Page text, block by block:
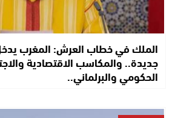
الملك في خطاب العرش: المغرب
جديدة.. والمكاسب الاقتصادية
الحكومي والبرلماني..